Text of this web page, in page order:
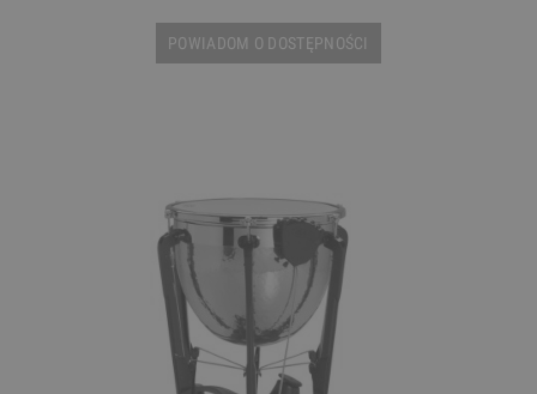
POWIADOM O DOSTĘPNOŚCI